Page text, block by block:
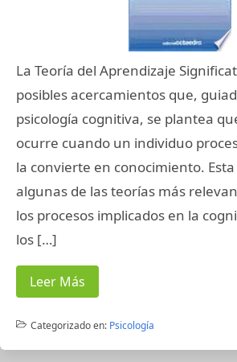
La Teoría del Aprendizaje
posibles acercamientos que,
psicología cognitiva, se plantea
ocurre cuando un individuo
la convierte en conocimiento.
algunas de las teorías más
los procesos implicados en la
los […]
Leer Más
Categorizado en: Psicología